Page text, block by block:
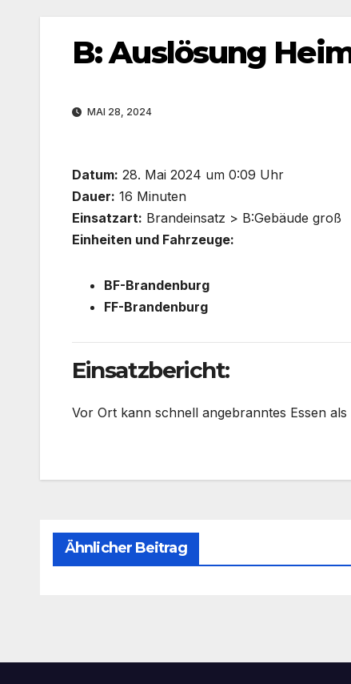
B: Auslösung
MAI 28, 2024
Datum: 28. Mai 2024 um 0:09 Uhr
Dauer: 16 Minuten
Einsatzart: Brandeinsatz > B:Gebäude groß
Einheiten und Fahrzeuge:
BF-Brandenburg
FF-Brandenburg
Einsatzbericht:
Vor Ort kann schnell angebranntes Essen
Ähnlicher Beitrag